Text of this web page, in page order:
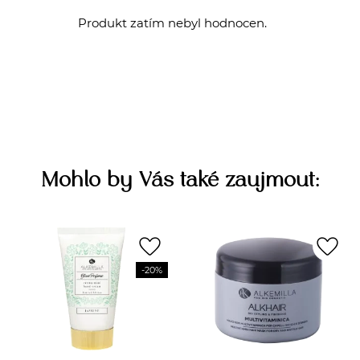
Produkt zatím nebyl hodnocen.
Mohlo by Vás také zaujmout:
-20%
favorite_border favorite_border